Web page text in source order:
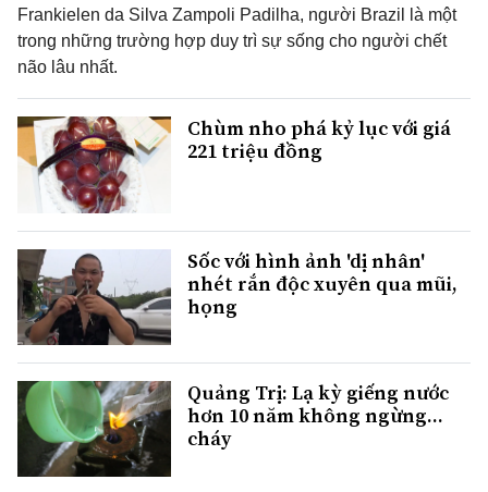
Frankielen da Silva Zampoli Padilha, người Brazil là một
trong những trường hợp duy trì sự sống cho người chết
não lâu nhất.
Chùm nho phá kỷ lục với giá
221 triệu đồng
Sốc với hình ảnh 'dị nhân'
nhét rắn độc xuyên qua mũi,
họng
Quảng Trị: Lạ kỳ giếng nước
hơn 10 năm không ngừng...
cháy